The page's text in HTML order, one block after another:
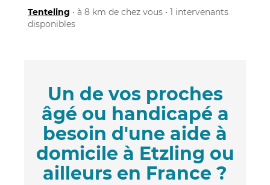
Tenteling • à 8 km de chez vous • 1 intervenants
disponibles
Un de vos proches
âgé ou handicapé a
besoin d'une aide à
domicile à Etzling ou
ailleurs en France ?